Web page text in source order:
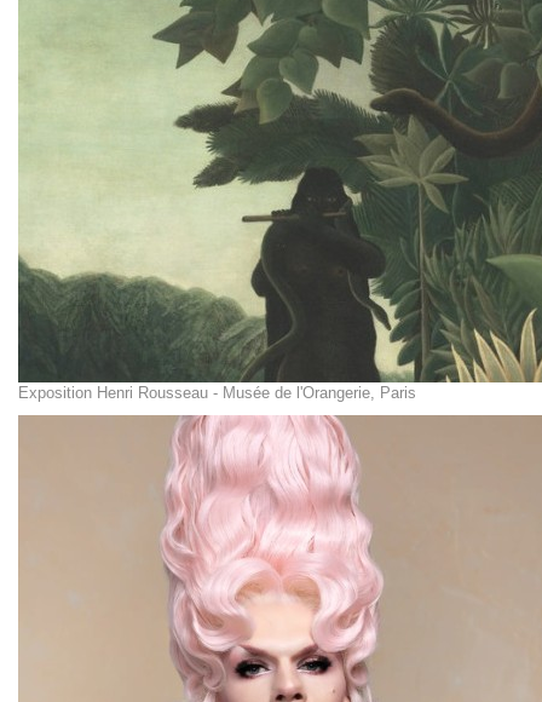
Exposition Henri Rousseau - Musée de l'Orangerie, Paris